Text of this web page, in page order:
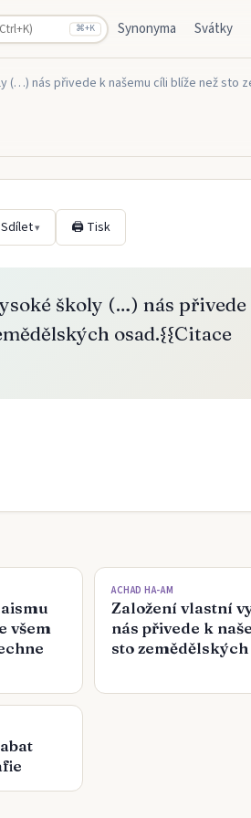
⌘+K Synonyma Svátky
(…) nás přivede k našemu cíli blíže než sto
▾ 🖨 Tisk
školy (…) nás přivede
osad.{{Citace
všem
ACHAD HA-AM
Založení vlastní
nás přivede k
sto